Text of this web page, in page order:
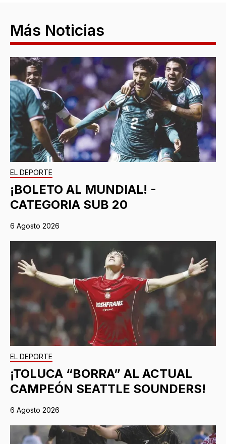
Más Noticias
EL DEPORTE
¡BOLETO AL MUNDIAL! -
CATEGORIA SUB 20
6 Agosto 2026
EL DEPORTE
¡TOLUCA “BORRA” AL ACTUAL
CAMPEÓN SEATTLE SOUNDERS!
6 Agosto 2026